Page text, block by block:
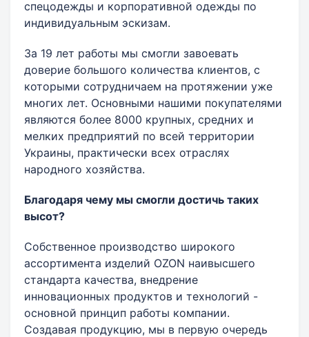
спецодежды и корпоративной одежды по
индивидуальным эскизам.
За 19 лет работы мы смогли завоевать
доверие большого количества клиентов, с
которыми сотрудничаем на протяжении уже
многих лет. Основными нашими покупателями
являются более 8000 крупных, средних и
мелких предприятий по всей территории
Украины, практически всех отраслях
народного хозяйства.
Благодаря чему мы смогли достичь таких
высот?
Собственное производство широкого
ассортимента изделий OZON наивысшего
стандарта качества, внедрение
инновационных продуктов и технологий -
основной принцип работы компании.
Создавая продукцию, мы в первую очередь